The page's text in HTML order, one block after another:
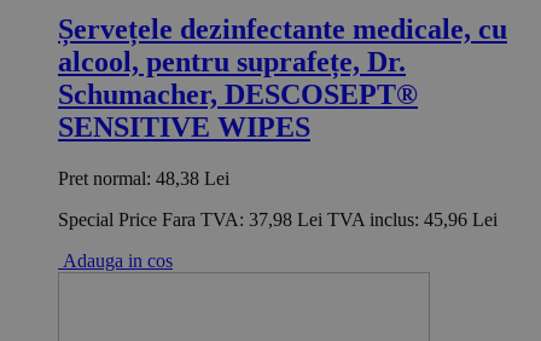
Șervețele dezinfectante medicale, cu
alcool, pentru suprafețe, Dr.
Schumacher, DESCOSEPT®
SENSITIVE WIPES
Pret normal: 48,38 Lei
Special Price Fara TVA: 37,98 Lei TVA inclus: 45,96 Lei
Adauga in cos